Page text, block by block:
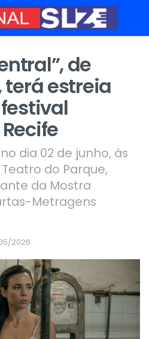
de
terá estreia
dia 02 de junho, às
do Parque,
da Mostra
Metragens
2026